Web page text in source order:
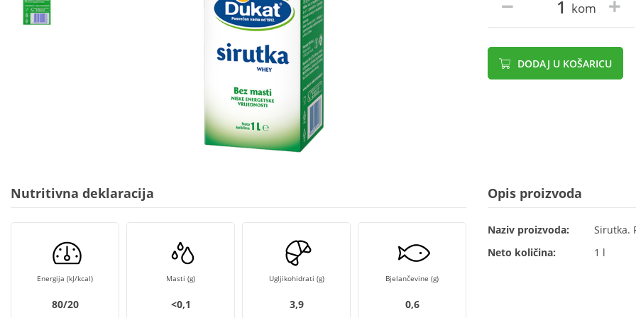
kom
DODAJ U KOŠARICU
Nutritivna deklaracija
Energija (kJ/kcal)
80/20
Masti (g)
<0,1
Ugljikohidrati (g)
3,9
Bjelančevine (g)
0,6
Opis proizvoda
Naziv proizvoda:
Sirutka.
Neto količina:
1 l